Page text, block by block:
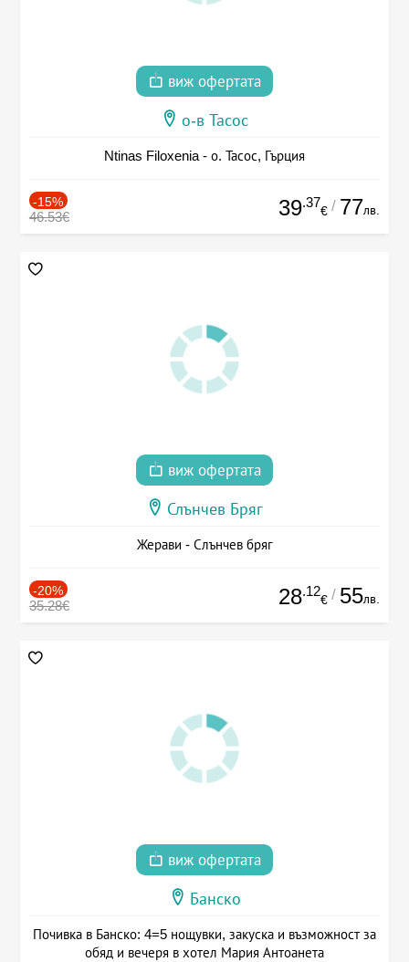
виж офертата
о-в Тасос
Ntinas Filoxenia - о. Тасос, Гърция
-15%
46.53€ 39.37
€ / 77лв.
виж офертата
Слънчев Бряг
Жерави - Слънчев бряг
-20%
35.28€ 28.12
€ / 55лв.
виж офертата
Банско
Почивка в Банско: 4=5 нощувки, закуска и възможност за
обяд и вечеря в хотел Мария Антоанета